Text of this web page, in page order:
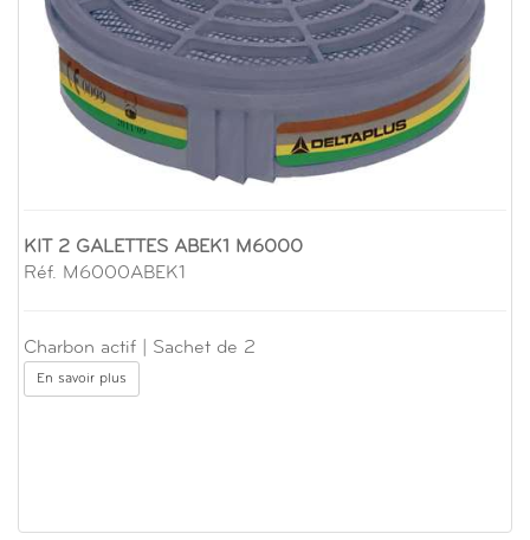
KIT 2 GALETTES ABEK1 M6000
Réf. M6000ABEK1
Charbon actif | Sachet de 2
En savoir plus